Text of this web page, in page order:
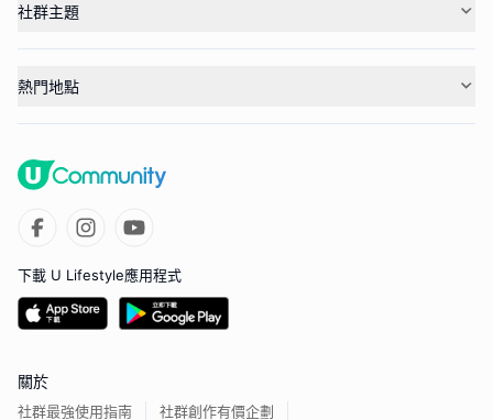
社群主題
熱門地點
下載 U Lifestyle應用程式
關於
社群最強使用指南 社群創作有價企劃